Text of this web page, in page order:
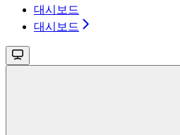
대시보드
대시보드